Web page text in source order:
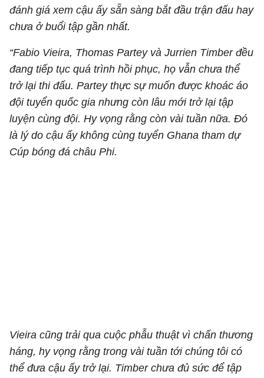
đánh giá xem cậu ấy sẵn sàng bắt đầu trận đấu hay
chưa ở buổi tập gần nhất.
“Fabio Vieira, Thomas Partey và Jurrien Timber đều
đang tiếp tục quá trình hồi phục, họ vẫn chưa thể
trở lại thi đấu. Partey thực sự muốn được khoác áo
đội tuyển quốc gia nhưng còn lâu mới trở lại tập
luyện cùng đội. Hy vọng rằng còn vài tuần nữa. Đó
là lý do cậu ấy không cùng tuyển Ghana tham dự
Cúp bóng đá châu Phi.
Vieira cũng trải qua cuộc phẫu thuật vì chấn thương
háng, hy vọng rằng trong vài tuần tới chúng tôi có
thể đưa cậu ấy trở lại. Timber chưa đủ sức để tập